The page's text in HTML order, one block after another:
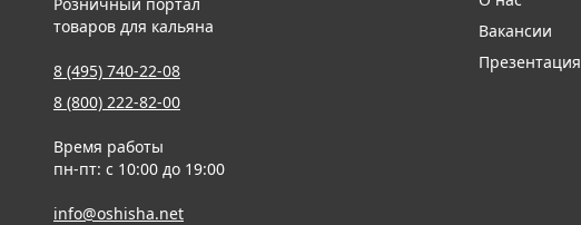
товаров для кальяна
8 (495) 740-22-08
8 (800) 222-82-00
Время работы
пн-пт: с 10:00 до 19:00
info@oshisha.net
Вакансии
Презентация